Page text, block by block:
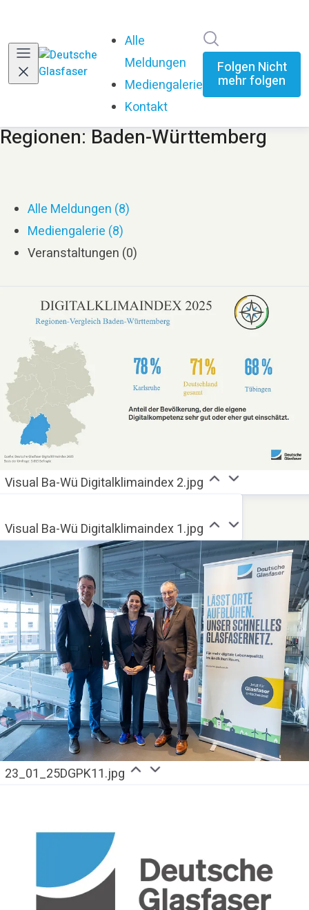
Alle
Meldungen
Mediengalerie
Kontakt
Folgen Nicht
mehr folgen
Regionen: Baden-Württemberg
Alle Meldungen (8)
Mediengalerie (8)
Veranstaltungen (0)
Visual Ba-Wü Digitalklimaindex 2.jpg
Visual Ba-Wü Digitalklimaindex 1.jpg
23_01_25DGPK11.jpg